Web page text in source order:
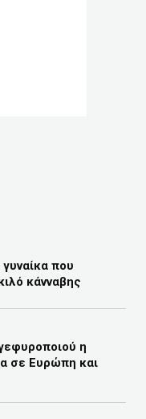
που
κάνναβης
η
σε Ευρώπη και